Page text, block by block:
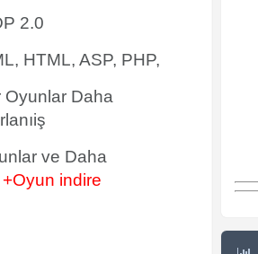
2.0
HTML, ASP, PHP,
Oyunlar Daha
ve Daha
+Oyun indire